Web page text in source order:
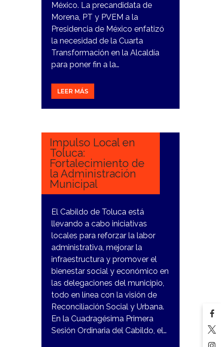
México. La precandidata de
Morena, PT y PVEM a la
Presidencia de México enfatizó
la necesidad de la Cuarta
Transformación en la Alcaldía
para poner fin a la…
LEER MÁS
12
Impulso Local en
Toluca:
Fortalecimiento de
la Administración
Municipal
El Cabildo de Toluca está
llevando a cabo iniciativas
locales para reforzar la labor
administrativa, mejorar la
infraestructura y promover el
bienestar social y económico en
las delegaciones del municipio,
todo en línea con la visión de
Reconciliación Social y Urbana.
En la Cuadragésima Primera
Sesión Ordinaria del Cabildo, el…